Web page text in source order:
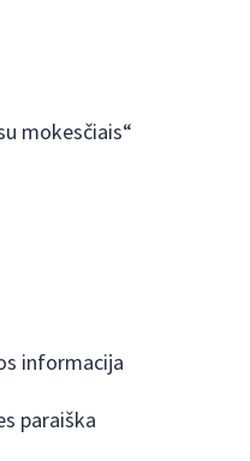
mokesčiais“
informacija
paraiška